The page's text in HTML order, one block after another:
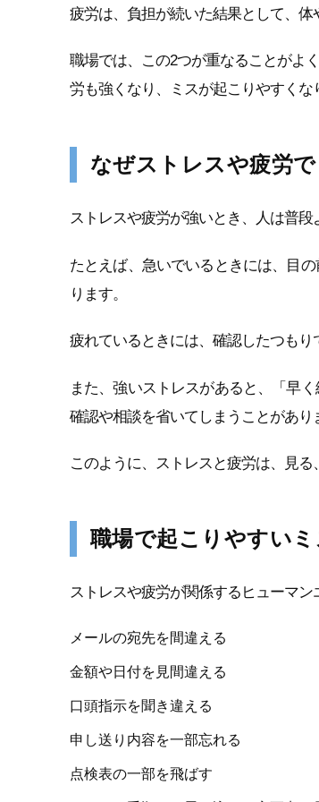
疲労は、負担が続いた結果として、体
職場では、この2つが重なることがよ
労も強くなり、ミスが起こりやすくな
なぜストレスや疲労
ストレスや疲労が強いとき、人は普段
たとえば、急いでいるときには、目
ります。
疲れているときには、確認したつもり
また、強いストレスがあると、「早
確認や相談を省いてしまうことがあり
このように、ストレスと疲労は、見
職場で起こりやすいミ
ストレスや疲労が関係するヒューマン
メールの宛先を間違える
金額や日付を見間違える
口頭指示を聞き違える
申し送り内容を一部忘れる
点検表の一部を飛ばす